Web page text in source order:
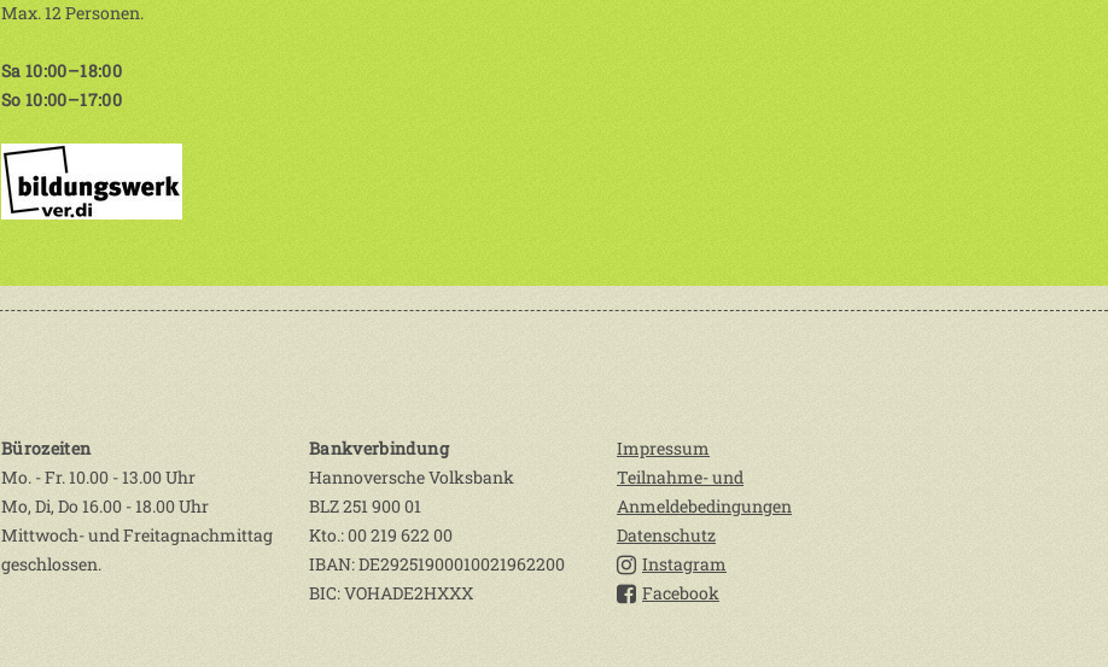
Max. 12 Personen.
Sa 10:00–18:00
So 10:00–17:00
Bürozeiten
Mo. - Fr. 10.00 - 13.00 Uhr
Mo, Di, Do 16.00 - 18.00 Uhr
Mittwoch- und Freitagnachmittag
geschlossen.
Bankverbindung
Hannoversche Volksbank
BLZ 251 900 01
Kto.: 00 219 622 00
IBAN: DE29251900010021962200
BIC: VOHADE2HXXX
Impressum
Teilnahme- und
Anmeldebedingungen
Datenschutz
Instagram
Facebook